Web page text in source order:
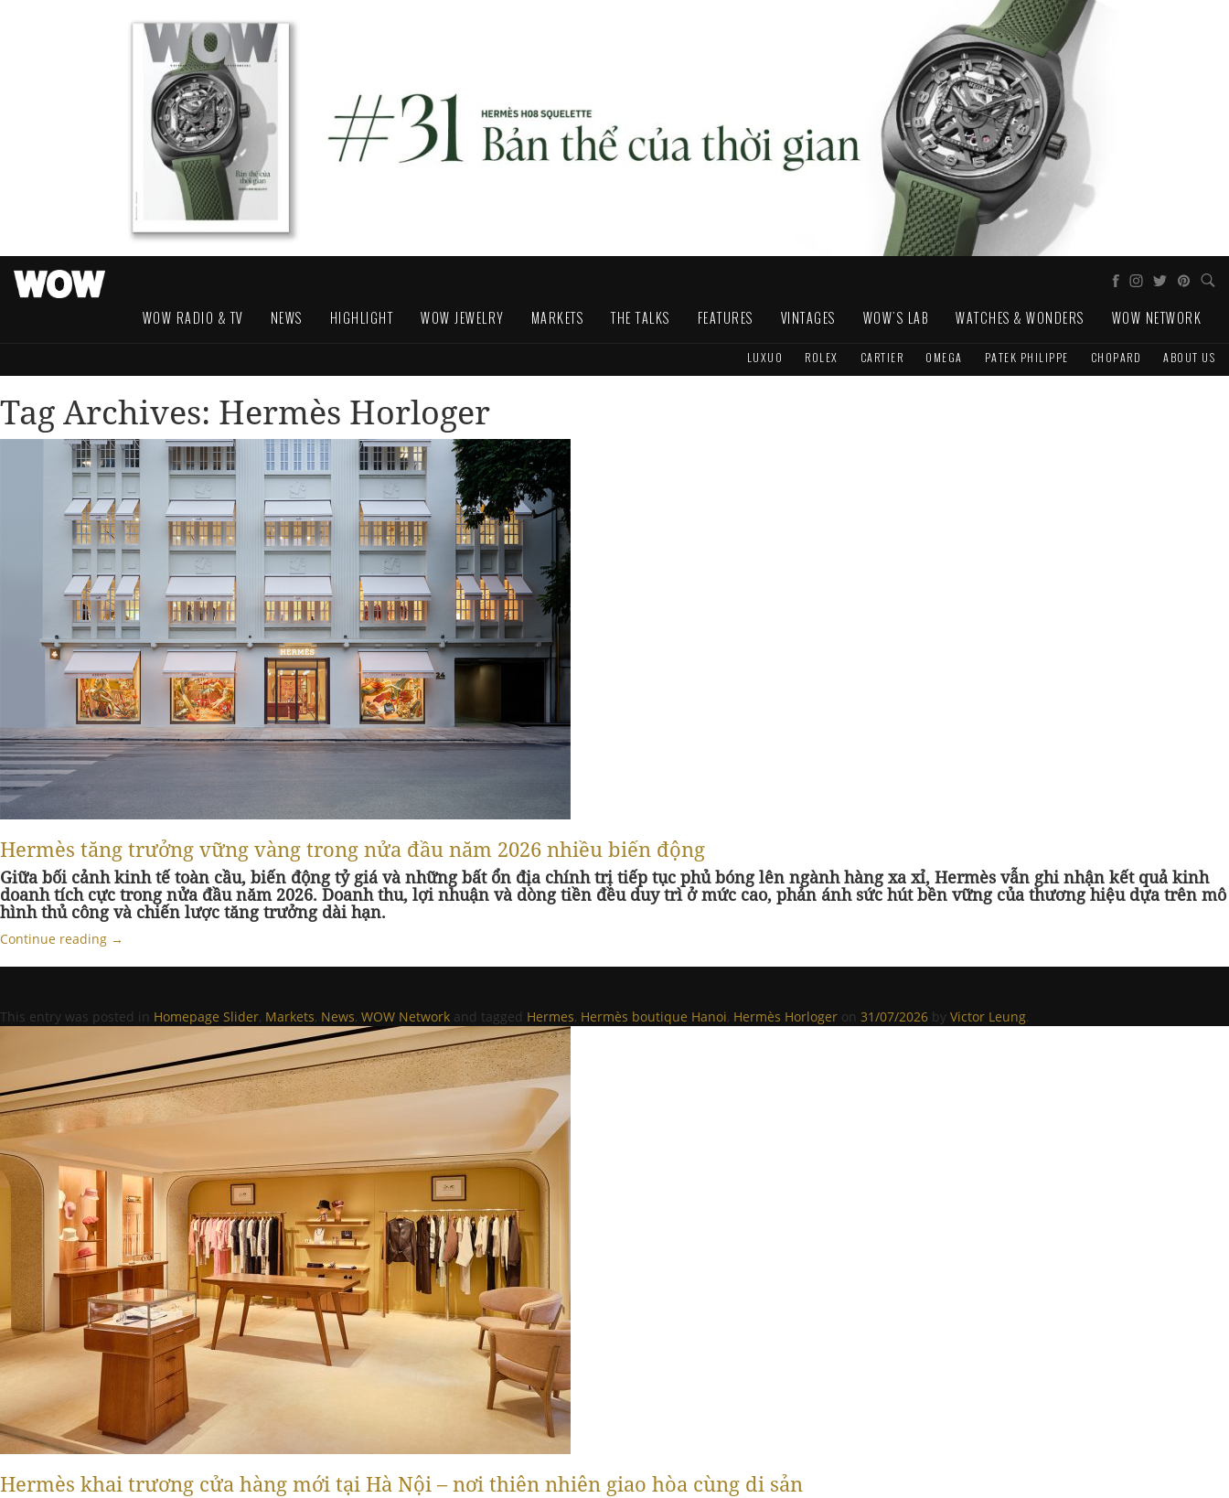
WOW RADIO & TV NEWS HIGHLIGHT WOW JEWELRY MARKETS THE TALKS FEATURES VINTAGES WOW'S LAB WATCHES & WONDERS WOW NETWORK
LUXUO ROLEX CARTIER OMEGA PATEK PHILIPPE CHOPARD ABOUT US
Tag Archives: Hermès Horloger
Hermès tăng trưởng vững vàng trong nửa đầu năm 2026 nhiều biến động
Giữa bối cảnh kinh tế toàn cầu, biến động tỷ giá và những bất ổn địa chính trị tiếp tục phủ bóng lên ngành hàng xa xỉ, Hermès vẫn ghi nhận kết quả kinh
doanh tích cực trong nửa đầu năm 2026. Doanh thu, lợi nhuận và dòng tiền đều duy trì ở mức cao, phản ánh sức hút bền vững của thương hiệu dựa trên mô
hình thủ công và chiến lược tăng trưởng dài hạn.
Continue reading →
This entry was posted in Homepage Slider, Markets, News, WOW Network and tagged Hermes, Hermès boutique Hanoi, Hermès Horloger on 31/07/2026 by Victor Leung.
Hermès khai trương cửa hàng mới tại Hà Nội – nơi thiên nhiên giao hòa cùng di sản